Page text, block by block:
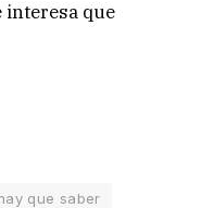
interesa que
que saber